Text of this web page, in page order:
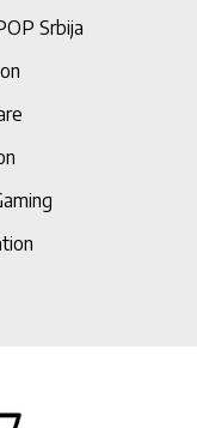
Srbija